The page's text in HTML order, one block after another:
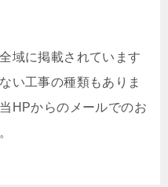
域に掲載されています
い工事の種類もありま
HPからのメールでのお